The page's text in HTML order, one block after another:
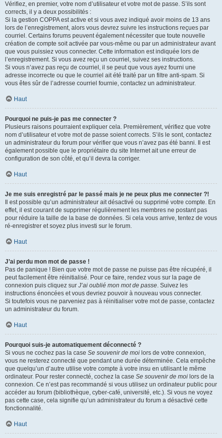
Vérifiez, en premier, votre nom d’utilisateur et votre mot de passe. S’ils sont
corrects, il y a deux possibilités :
Si la gestion COPPA est active et si vous avez indiqué avoir moins de 13 ans
lors de l’enregistrement, alors vous devrez suivre les instructions reçues par
courriel. Certains forums peuvent également nécessiter que toute nouvelle
création de compte soit activée par vous-même ou par un administrateur avant
que vous puissiez vous connecter. Cette information est indiquée lors de
l’enregistrement. Si vous avez reçu un courriel, suivez ses instructions.
Si vous n’avez pas reçu de courriel, il se peut que vous ayez fourni une
adresse incorrecte ou que le courriel ait été traité par un filtre anti-spam. Si
vous êtes sûr de l’adresse courriel fournie, contactez un administrateur.
Haut
Pourquoi ne puis-je pas me connecter ?
Plusieurs raisons pourraient expliquer cela. Premièrement, vérifiez que votre
nom d’utilisateur et votre mot de passe soient corrects. S’ils le sont, contactez
un administrateur du forum pour vérifier que vous n’avez pas été banni. Il est
également possible que le propriétaire du site Internet ait une erreur de
configuration de son côté, et qu’il devra la corriger.
Haut
Je me suis enregistré par le passé mais je ne peux plus me connecter ?!
Il est possible qu’un administrateur ait désactivé ou supprimé votre compte. En
effet, il est courant de supprimer régulièrement les membres ne postant pas
pour réduire la taille de la base de données. Si cela vous arrive, tentez de vous
ré-enregistrer et soyez plus investi sur le forum.
Haut
J’ai perdu mon mot de passe !
Pas de panique ! Bien que votre mot de passe ne puisse pas être récupéré, il
peut facilement être réinitialisé. Pour ce faire, rendez vous sur la page de
connexion puis cliquez sur J’ai oublié mon mot de passe. Suivez les
instructions énoncées et vous devriez pouvoir à nouveau vous connecter.
Si toutefois vous ne parveniez pas à réinitialiser votre mot de passe, contactez
un administrateur du forum.
Haut
Pourquoi suis-je automatiquement déconnecté ?
Si vous ne cochez pas la case Se souvenir de moi lors de votre connexion,
vous ne resterez connecté que pendant une durée déterminée. Cela empêche
que quelqu’un d’autre utilise votre compte à votre insu en utilisant le même
ordinateur. Pour rester connecté, cochez la case Se souvenir de moi lors de la
connexion. Ce n’est pas recommandé si vous utilisez un ordinateur public pour
accéder au forum (bibliothèque, cyber-café, université, etc.). Si vous ne voyez
pas cette case, cela signifie qu’un administrateur du forum a désactivé cette
fonctionnalité.
Haut